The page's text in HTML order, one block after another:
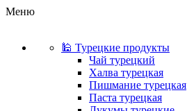
Меню
🕌 Турецкие продукты
Чай турецкий
Халва турецкая
Пишмание турецкая
Паста турецкая